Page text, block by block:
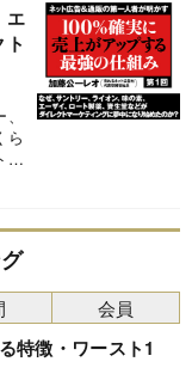
エ
ら
製
特徴・ワースト1
会員